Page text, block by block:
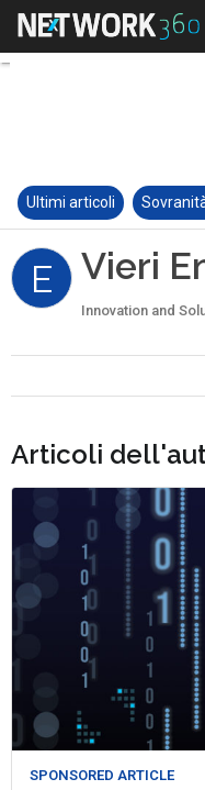
Ultimi articoli
E Vieri
Innovation and
Articoli
SPONSORED ARTICLE